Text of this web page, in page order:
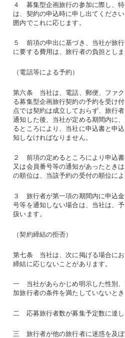
４ 募集型企画旅行の参加に際し、
は、契約の申込時に申し出てくださ
囲内でこれに応じます。
５ 前項の申出に基づき、当社が旅
に要する費用は、旅行者の負担としま
（電話等による予約）
第六条 当社は、電話、郵便、ファク
る募集型企画旅行契約の予約を受け
点では契約は成立しておらず、旅行
通知した後、当社が定める期間内に
るところにより、当社に申込書と申
知しなければなりません。
２ 前項の定めるところにより申込
又は会員番号等の通知があったとき
の順位は、当該予約の受付の順位によ
３ 旅行者が第一項の期間内に申込
号等を通知しない場合は、当社は、
扱います。
（契約締結の拒否）
第七条 当社は、次に掲げる場合に
締結に応じないことがあります。
一 当社があらかじめ明示した性別
加旅行者の条件を満たしていないとき
二 応募旅行者数が募集予定数に達
三 旅行者が他の旅行者に迷惑を及